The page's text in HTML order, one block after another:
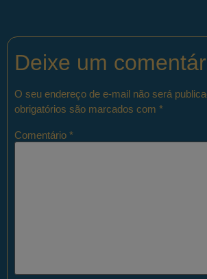
Deixe um
O seu endereço de e-mail não será
obrigatórios são marcados com *
Comentário *